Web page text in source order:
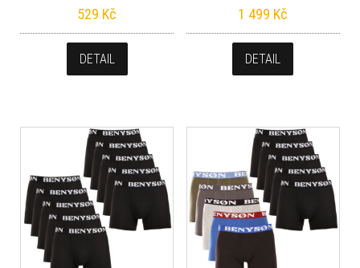
529 Kč
DETAIL
1 499 Kč
DETAIL